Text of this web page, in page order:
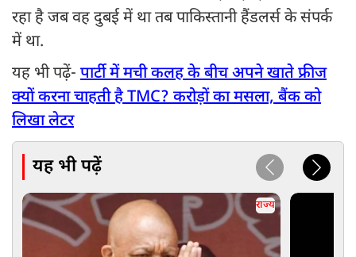
रहा है जब वह दुबई में था तब पाकिस्तानी हैंडलर्स के संपर्क
में था.
यह भी पढ़ें- पार्टी में मची कलह के बीच अपने खाते फ्रीज
क्यों करना चाहती है TMC? करोड़ों का मसला, बैंक को
लिखा लेटर
यह भी पढ़ें
राज्य